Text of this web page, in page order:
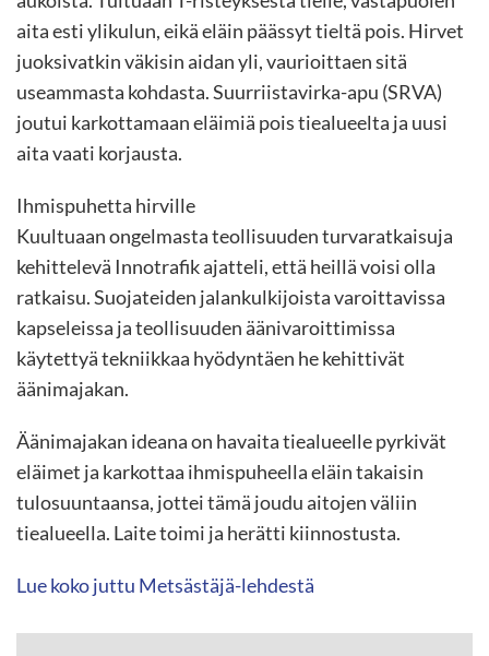
aita esti ylikulun, eikä eläin päässyt tieltä pois. Hirvet
juoksivatkin väkisin aidan yli, vaurioittaen sitä
useammasta kohdasta. Suurriistavirka-apu (SRVA)
joutui karkottamaan eläimiä pois tiealueelta ja uusi
aita vaati korjausta.
Ihmispuhetta hirville
Kuultuaan ongelmasta teollisuuden turvaratkaisuja
kehittelevä Innotrafik ajatteli, että heillä voisi olla
ratkaisu. Suojateiden jalankulkijoista varoittavissa
kapseleissa ja teollisuuden äänivaroittimissa
käytettyä tekniikkaa hyödyntäen he kehittivät
äänimajakan.
Äänimajakan ideana on havaita tiealueelle pyrkivät
eläimet ja karkottaa ihmispuheella eläin takaisin
tulosuuntaansa, jottei tämä joudu aitojen väliin
tiealueella. Laite toimi ja herätti kiinnostusta.
Lue koko juttu Metsästäjä-lehdestä